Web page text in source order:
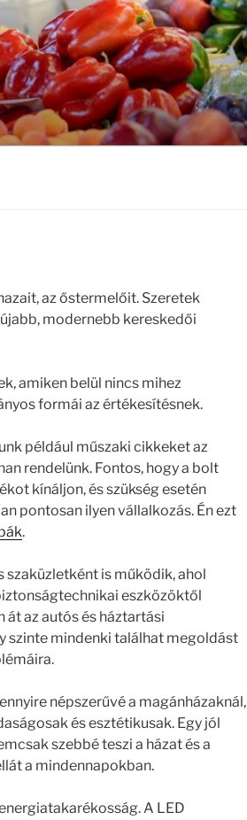
az őstermelőit. Szeretek
modernebb kereskedői
amiken belül nincs mihez
formái az értékesítésnek.
például műszaki cikkeket az
rendelünk. Fontos, hogy a bolt
kínáljon, és szükség esetén
pontosan ilyen vállalkozás. Én ezt
.
szaküzletként is működik, ahol
eszközöktől
át az autós és háztartási
szinte mindenki találhat megoldást
népszerűvé a magánházaknál,
és esztétikusak. Egy jól
szebbé teszi a házat és a
a mindennapokban.
A LED